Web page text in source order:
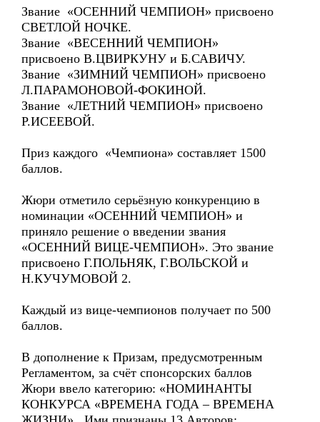
Звание «ОСЕННИЙ ЧЕМПИОН» присвоено
СВЕТЛОЙ НОЧКЕ.
Звание «ВЕСЕННИЙ ЧЕМПИОН»
присвоено В.ЦВИРКУНУ и Б.САВИЧУ.
Звание «ЗИМНИЙ ЧЕМПИОН» присвоено
Л.ПАРАМОНОВОЙ-ФОКИНОЙ.
Звание «ЛЕТНИЙ ЧЕМПИОН» присвоено
Р.ИСЕЕВОЙ.
Приз каждого «Чемпиона» составляет 1500
баллов.
Жюри отметило серьёзную конкуренцию в
номинации «ОСЕННИЙ ЧЕМПИОН» и
приняло решение о введении звания
«ОСЕННИЙ ВИЦЕ-ЧЕМПИОН». Это звание
присвоено Г.ПОЛЬНЯК, Г.ВОЛЬСКОЙ и
Н.КУЧУМОВОЙ 2.
Каждый из вице-чемпионов получает по 500
баллов.
В дополнение к Призам, предусмотренным
Регламентом, за счёт спонсорских баллов
Жюри ввело категорию: «НОМИНАНТЫ
КОНКУРСА «ВРЕМЕНА ГОДА – ВРЕМЕНА